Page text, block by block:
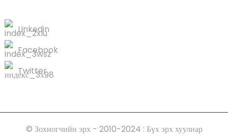
Linkedin
Facebook
Twitter
© Зохиогчийн эрх - 2010-2024 : Бүх эрх хуулиар